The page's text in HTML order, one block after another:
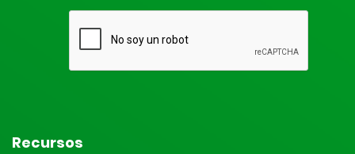
Recursos